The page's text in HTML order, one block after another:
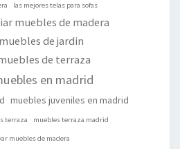
las mejores telas para sofas
muebles de madera
muebles de jardin
de terraza
en madrid
muebles juveniles en madrid
terraza muebles terraza madrid
muebles de madera